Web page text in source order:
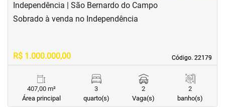
Independência | São Bernardo do Campo
Código. 22179
Código. 22179
Sobrado à venda no Independência
R$ 1.000.000,00
407,00 m²
Área principal
3
quarto(s)
2
Vaga(s)
2
banho(s)